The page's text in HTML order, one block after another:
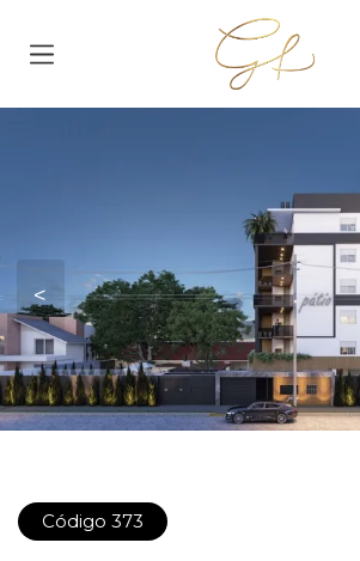
Página inicial
<
Código 373